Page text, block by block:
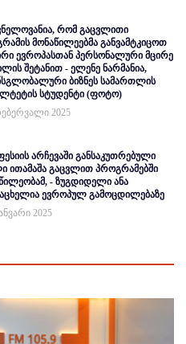
რომ გაცვლითი
მონაწილეებმა განვამტკიცოთ
ევროპასთან პერსონალური მცირე
შეტანით - ელენე ნარმანია,
ბიზნეს სამართლის
სტუდენტი (ფოტო)
2025
არჩევაში განსაკუთრებული
ითამაშა გაცვლით პროგრამებში
- ზუგდიდელი ანა
ევროპულ გამოცდილებაზე
2025